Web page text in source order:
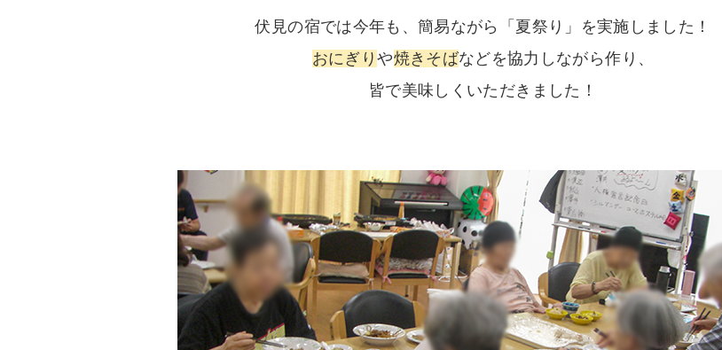
伏見の宿では今年も、簡易ながら「夏祭り」を実施しました！
おにぎりや焼きそばなどを協力しながら作り、
皆で美味しくいただきました！